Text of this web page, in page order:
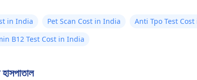
in India Pet Scan Cost in India Anti Tpo Test
B12 Test Cost in India